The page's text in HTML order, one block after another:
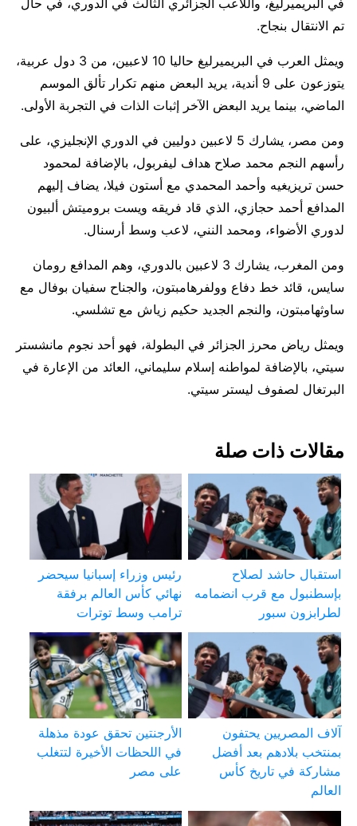
في البريميرليغ، واللاعب الجزائري الثالث في الدوري، في حال
تم الانتقال بنجاح.
ويمثل العرب في البريميرليغ حاليا 10 لاعبين، من 3 دول عربية،
يتوزعون على 9 أندية، يريد البعض منهم تكرار تألق الموسم
الماضي، بينما يريد البعض الآخر إثبات الذات في التجربة الأولى.
ومن مصر، يشارك 5 لاعبين دوليين في الدوري الإنجليزي، على
رأسهم النجم محمد صلاح هداف ليفربول، بالإضافة لمحمود
حسن تريزيغيه وأحمد المحمدي مع أستون فيلا، يضاف إليهم
المدافع أحمد حجازي، الذي قاد فريقه ويست بروميتش ألبيون
لدوري الأضواء، ومحمد النني، لاعب وسط أرسنال.
ومن المغرب، يشارك 3 لاعبين بالدوري، وهم المدافع رومان
سايس، قائد خط دفاع وولفرهامبتون، والجناح سفيان بوفال مع
ساوثهامبتون، والنجم الجديد حكيم زياش مع تشلسي.
ويمثل رياض محرز الجزائر في البطولة، فهو أحد نجوم مانشستر
سيتي، بالإضافة لمواطنه إسلام سليماني، العائد من الإعارة في
البرتغال لصفوف ليستر سيتي.
مقالات ذات صلة
استقبال حاشد لصلاح
بإسطنبول مع قرب انضمامه
لطرابزون سبور
رئيس وزراء إسبانيا سيحضر
نهائي كأس العالم برفقة
ترامب وسط توترات
آلاف المصريين يحتفون
بمنتخب بلادهم بعد أفضل
مشاركة في تاريخ كأس
العالم
الأرجنتين تحقق عودة مذهلة
في اللحظات الأخيرة لتتغلب
على مصر